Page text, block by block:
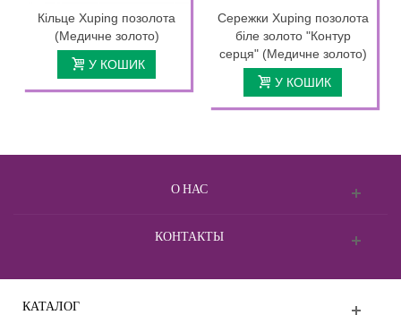
Кільце Xuping позолота
(Медичне золото)
У КОШИК
Сережки Xuping позолота
біле золото "Контур
серця" (Медичне золото)
У КОШИК
О НАС
КОНТАКТЫ
КАТАЛОГ